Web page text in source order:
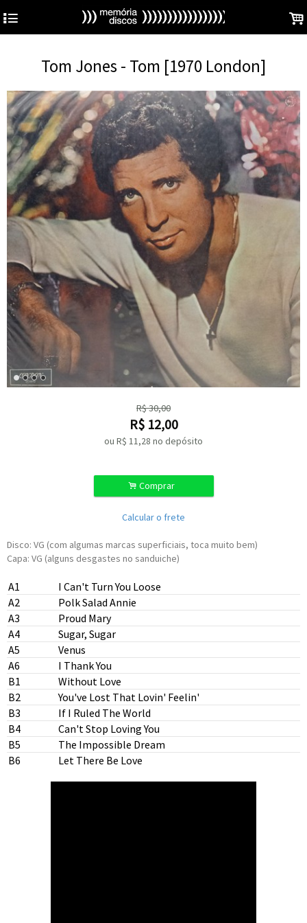
4 .
Tom Jones - Tom [1970 London]
R$30,00
R$ 12,00
ou R$ 11,28 no depósito
. Comprar
Calcular o frete
Disco: VG (com algumas marcas superficiais, toca muito bem)
Capa: VG (alguns desgastes no sanduiche)
A1
I Can't Turn You Loose
A2
Polk Salad Annie
A3
Proud Mary
A4
Sugar, Sugar
A5
Venus
A6
I Thank You
B1
Without Love
B2
You've Lost That Lovin' Feelin'
B3
If I Ruled The World
B4
Can't Stop Loving You
B5
The Impossible Dream
B6
Let There Be Love